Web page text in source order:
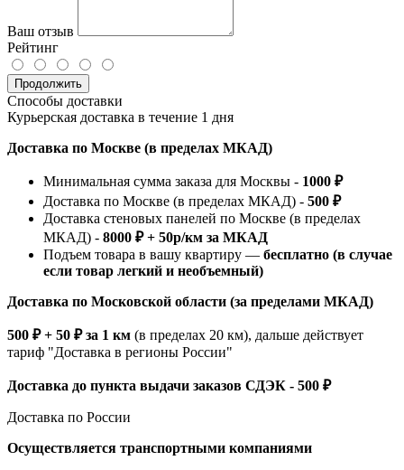
Ваш отзыв
Рейтинг
Продолжить
Способы доставки
Курьерская доставка в течение 1 дня
Доставка по Москве (в пределах МКАД)
Минимальная сумма заказа для Москвы - 1000 ₽
Доставка по Москве (в пределах МКАД) - 500 ₽
Доставка стеновых панелей по Москве (в пределах
МКАД) - 8000 ₽ + 50р/км за МКАД
Подъем товара в вашу квартиру — бесплатно (в случае
если товар легкий и необъемный)
Доставка по Московской области (за пределами МКАД)
500 ₽ + 50 ₽ за 1 км (в пределах 20 км), дальше действует
тариф "Доставка в регионы России"
Доставка до пункта выдачи заказов СДЭК - 500 ₽
Доставка по России
Осуществляется транспортными компаниями